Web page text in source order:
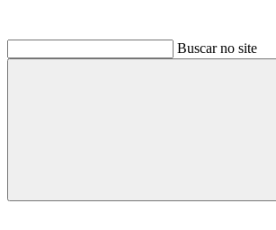
Buscar no site
Buscar